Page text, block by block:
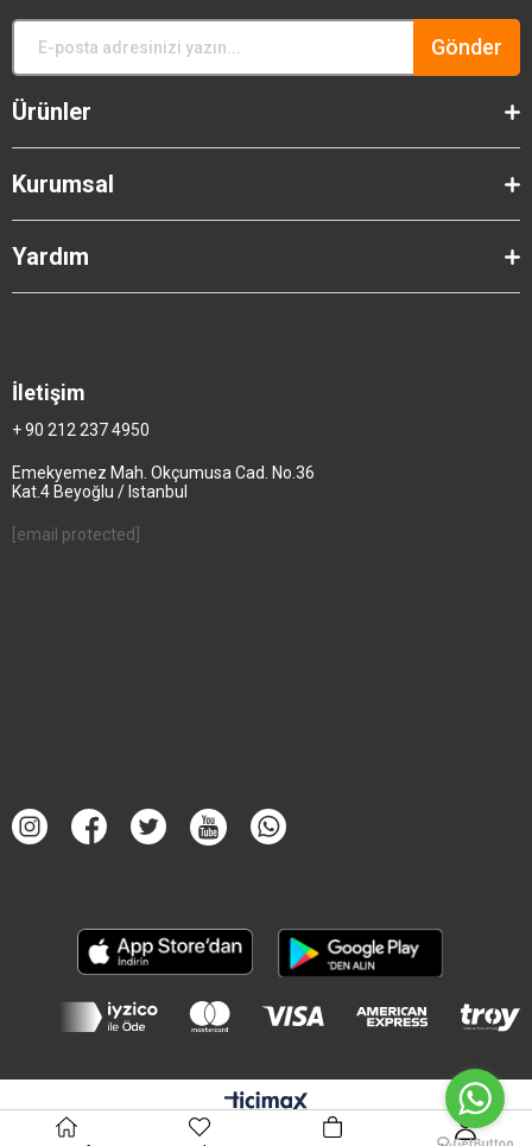
Gönder
Ürünler
Kurumsal
Yardım
İletişim
+ 90 212 237 4950
Emekyemez Mah. Okçumusa Cad. No.36
Kat.4 Beyoğlu / Istanbul
[email protected]